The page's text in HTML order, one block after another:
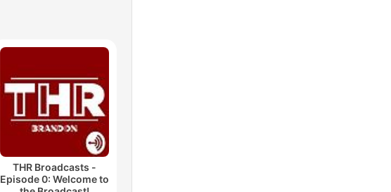
THR Broadcasts -
Episode 0: Welcome to